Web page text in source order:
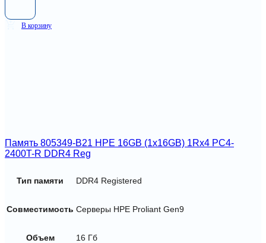
В корзину
Память 805349-B21 HPE 16GB (1x16GB) 1Rx4 PC4-
2400T-R DDR4 Reg
Тип памяти DDR4 Registered
Совместимость Серверы HPE Proliant Gen9
Объем 16 Гб